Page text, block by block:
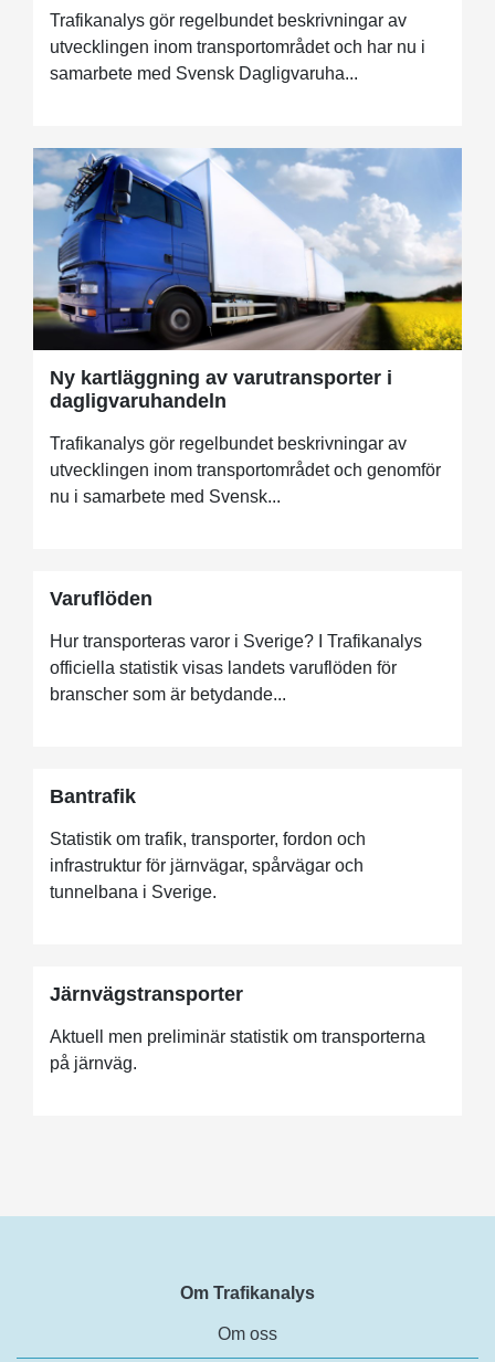
Trafikanalys gör regelbundet beskrivningar av
utvecklingen inom transportområdet och har nu i
samarbete med Svensk Dagligvaruha...
Ny kartläggning av varutransporter i
dagligvaruhandeln
Trafikanalys gör regelbundet beskrivningar av
utvecklingen inom transportområdet och genomför
nu i samarbete med Svensk...
Varuflöden
Hur transporteras varor i Sverige? I Trafikanalys
officiella statistik visas landets varuflöden för
branscher som är betydande...
Bantrafik
Statistik om trafik, transporter, fordon och
infrastruktur för järnvägar, spårvägar och
tunnelbana i Sverige.
Järnvägstransporter
Aktuell men preliminär statistik om transporterna
på järnväg.
Om Trafikanalys
Om oss